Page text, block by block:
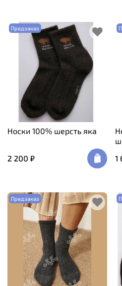
Предзаказ
Носки 100% шерсть яка
2 200 ₽
1
Предзаказ